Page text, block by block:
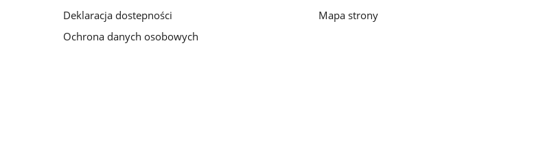
Deklaracja dostepności
Ochrona danych osobowych
Mapa strony